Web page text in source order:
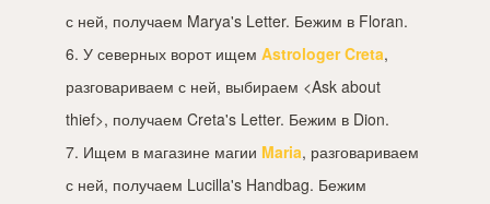
с ней, получаем Marya's Letter. Бежим в Floran.
6. У северных ворот ищем Astrologer Creta,
разговариваем с ней, выбираем <Ask about
thief>, получаем Creta's Letter. Бежим в Dion.
7. Ищем в магазине магии Maria, разговариваем
с ней, получаем Lucilla's Handbag. Бежим